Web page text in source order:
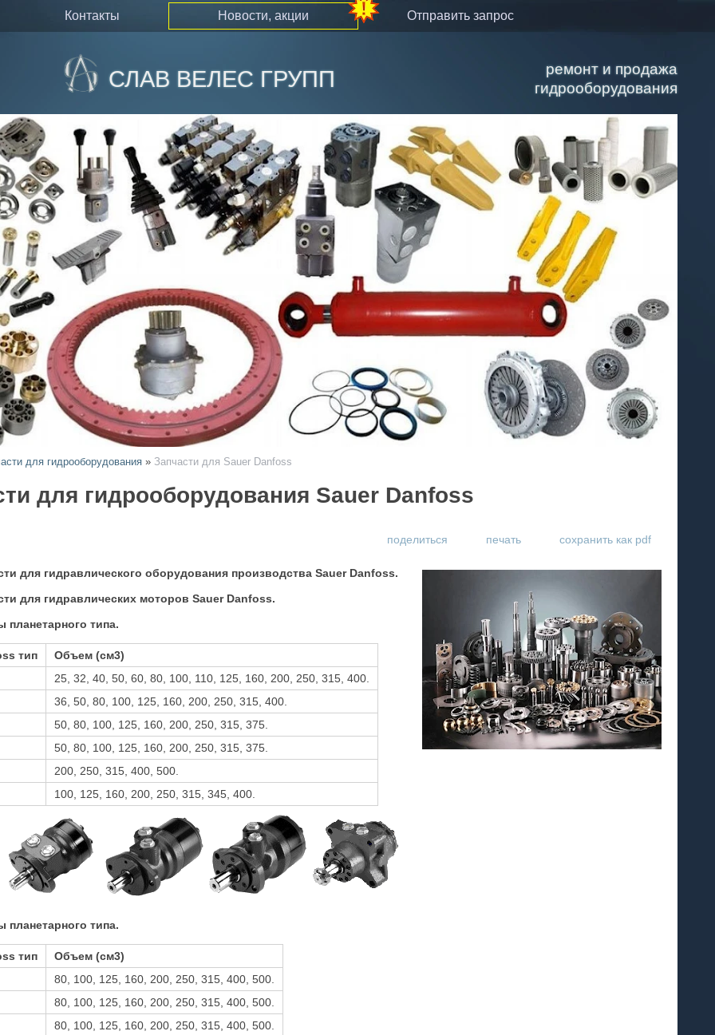
контакты новости, акции отправить запрос
СЛАВ ВЕЛЕС ГРУПП
ремонт и продажа
гидрооборудования
для гидрооборудования » Запчасти для Sauer Danfoss
для гидрооборудования Sauer Danfoss
поделиться печать сохранить как pdf
для гидравлического оборудования производства Sauer Danfoss.
для гидравлических моторов Sauer Danfoss.
планетарного типа.
тип
Объем (см3)
25, 32, 40, 50, 60, 80, 100, 110, 125, 160, 200, 250, 315, 400.
36, 50, 80, 100, 125, 160, 200, 250, 315, 400.
50, 80, 100, 125, 160, 200, 250, 315, 375.
50, 80, 100, 125, 160, 200, 250, 315, 375.
200, 250, 315, 400, 500.
100, 125, 160, 200, 250, 315, 345, 400.
планетарного типа.
тип
Объем (см3)
80, 100, 125, 160, 200, 250, 315, 400, 500.
80, 100, 125, 160, 200, 250, 315, 400, 500.
80, 100, 125, 160, 200, 250, 315, 400, 500.